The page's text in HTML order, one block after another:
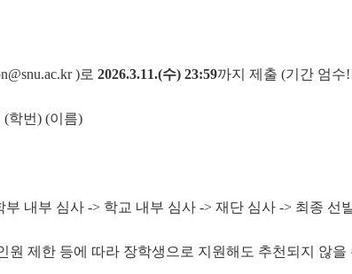
)로 2026.3.11.(수) 23:59까지 제출 (기간 엄수
학번) (이름)
내부 심사 -> 학교 내부 심사 -> 재단 심사 -> 최종 선
원 제한 등에 따라 장학생으로 지원해도 추천되지 않을